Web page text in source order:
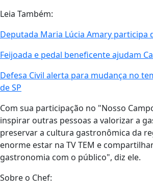
Leia Também:
Deputada Maria Lúcia Amary participa
Feijoada e pedal beneficente ajudam
Defesa Civil alerta para mudança no
de SP
Com sua participação no "Nosso
inspirar outras pessoas a valorizar a
preservar a cultura gastronômica da
enorme estar na TV TEM e
gastronomia com o público", diz ele.
Sobre o Chef: